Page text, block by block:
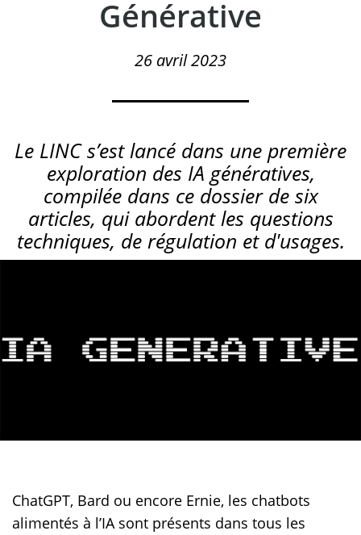
Générative
26 avril 2023
Le LINC s’est lancé dans une première
exploration des IA génératives,
compilée dans ce dossier de six
articles, qui abordent les questions
techniques, de régulation et d'usages.
ChatGPT, Bard ou encore Ernie, les chatbots
alimentés à l’IA sont présents dans tous les